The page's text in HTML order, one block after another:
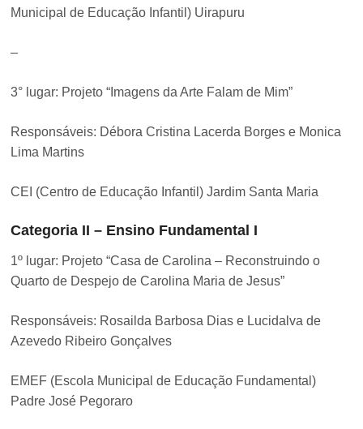
Municipal de Educação Infantil) Uirapuru
–
3° lugar: Projeto “Imagens da Arte Falam de Mim”
Responsáveis: Débora Cristina Lacerda Borges e Monica
Lima Martins
CEI (Centro de Educação Infantil) Jardim Santa Maria
Categoria II – Ensino Fundamental I
1º lugar: Projeto “Casa de Carolina – Reconstruindo o
Quarto de Despejo de Carolina Maria de Jesus”
Responsáveis: Rosailda Barbosa Dias e Lucidalva de
Azevedo Ribeiro Gonçalves
EMEF (Escola Municipal de Educação Fundamental)
Padre José Pegoraro